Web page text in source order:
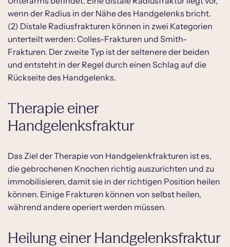
wenn der Radius in der Nähe des Handgelenks bricht.
(2) Distale Radiusfrakturen können in zwei Kategorien
unterteilt werden: Colles-Frakturen und Smith-
Frakturen. Der zweite Typ ist der seltenere der beiden
und entsteht in der Regel durch einen Schlag auf die
Rückseite des Handgelenks.
Therapie einer
Handgelenksfraktur
Das Ziel der Therapie von Handgelenkfrakturen ist es,
die gebrochenen Knochen richtig auszurichten und zu
immobilisieren, damit sie in der richtigen Position heilen
können. Einige Frakturen können von selbst heilen,
während andere operiert werden müssen.
Heilung einer Handgelenksfraktur